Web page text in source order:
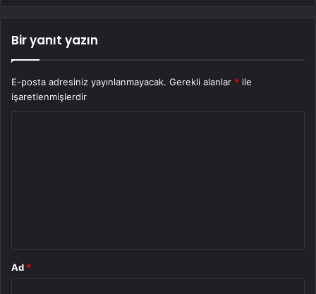
Bir yanıt yazın
E-posta adresiniz yayınlanmayacak. Gerekli alanlar * ile
işaretlenmişlerdir
Ad *